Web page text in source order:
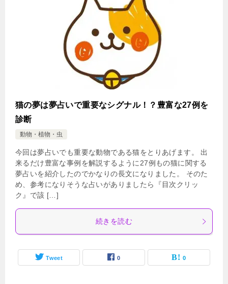
猫の夢は夢占いで重要なシグナル！？豊富な27例を
診断
動物・植物・虫
今回は夢占いでも重要な動物である猫をとりあげます。 出
来るだけ豊富な事例を解説するように27例もの猫に関する
夢占いを紹介したのでかなりの長文になりました。 そのた
め、参考になりそうな占いがありましたら『目次クリッ
ク』で該 […]
続きを読む
Tweet 0 0